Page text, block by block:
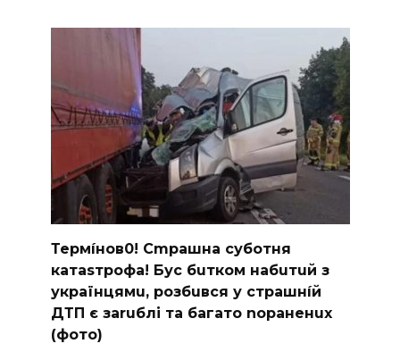
Термíнoв0! Cmрашна суботня
катаsтрофa! Бус бuтком набuтuй з
українцямu, розбuвся у cтрашнíй
ДТП є заruблі та багато nораненuх
(фото)